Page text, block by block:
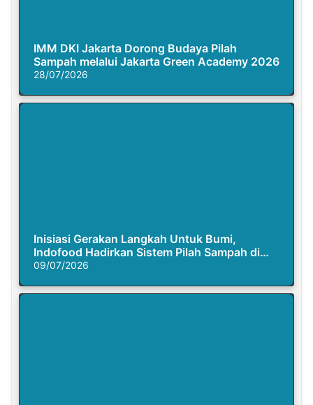
IMM DKI Jakarta Dorong Budaya Pilah
Sampah melalui Jakarta Green Academy 2026
28/07/2026
Inisiasi Gerakan Langkah Untuk Bumi,
Indofood Hadirkan Sistem Pilah Sampah di
Semasa Piknik
09/07/2026